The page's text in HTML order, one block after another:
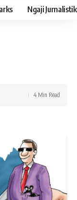
Resizer
Ngaji Jurnalistik
4 Min Read